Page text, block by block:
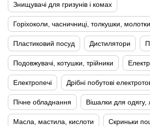
Знищувачі для гризунів і комах
Горіхоколи, часничниці, толкушки, молотки
Пластиковий посуд Дистилятори
Подовжувачі, котушки, трійники
Електропечі Дрібні побутові
Пічне обладнання Вішалки для одягу,
Масла, мастила, кислоти Скриньки